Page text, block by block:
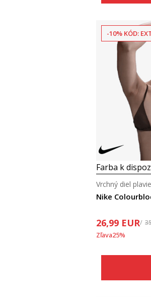
-10% KÓD:
Farba k
Nike
Vrchný diel
26,99 EUR
Zľava25%